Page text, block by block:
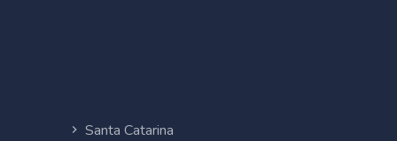
Santa Catarina